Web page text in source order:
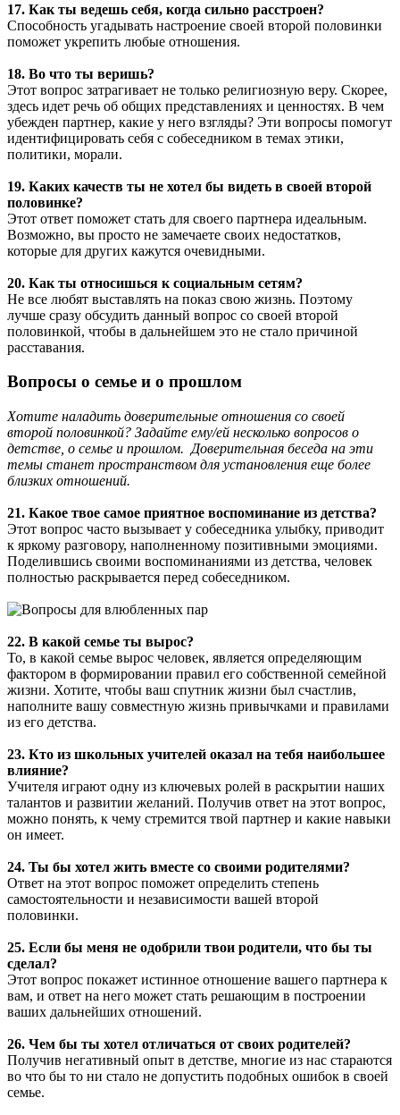
17. Как ты ведешь себя, когда сильно расстроен?
Способность угадывать настроение своей второй половинки
поможет укрепить любые отношения.
18. Во что ты веришь?
Этот вопрос затрагивает не только религиозную веру. Скорее,
здесь идет речь об общих представлениях и ценностях. В чем
убежден партнер, какие у него взгляды? Эти вопросы помогут
идентифицировать себя с собеседником в темах этики,
политики, морали.
19. Каких качеств ты не хотел бы видеть в своей второй
половинке?
Этот ответ поможет стать для своего партнера идеальным.
Возможно, вы просто не замечаете своих недостатков,
которые для других кажутся очевидными.
20. Как ты относишься к социальным сетям?
Не все любят выставлять на показ свою жизнь. Поэтому
лучше сразу обсудить данный вопрос со своей второй
половинкой, чтобы в дальнейшем это не стало причиной
расставания.
Вопросы о семье и о прошлом
Хотите наладить доверительные отношения со своей
второй половинкой? Задайте ему/ей несколько вопросов о
детстве, о семье и прошлом. Доверительная беседа на эти
темы станет пространством для установления еще более
близких отношений.
21. Какое твое самое приятное воспоминание из детства?
Этот вопрос часто вызывает у собеседника улыбку, приводит
к яркому разговору, наполненному позитивными эмоциями.
Поделившись своими воспоминаниями из детства, человек
полностью раскрывается перед собеседником.
22. В какой семье ты вырос?
То, в какой семье вырос человек, является определяющим
фактором в формировании правил его собственной семейной
жизни. Хотите, чтобы ваш спутник жизни был счастлив,
наполните вашу совместную жизнь привычками и правилами
из его детства.
23. Кто из школьных учителей оказал на тебя наибольшее
влияние?
Учителя играют одну из ключевых ролей в раскрытии наших
талантов и развитии желаний. Получив ответ на этот вопрос,
можно понять, к чему стремится твой партнер и какие навыки
он имеет.
24. Ты бы хотел жить вместе со своими родителями?
Ответ на этот вопрос поможет определить степень
самостоятельности и независимости вашей второй
половинки.
25. Если бы меня не одобрили твои родители, что бы ты
сделал?
Этот вопрос покажет истинное отношение вашего партнера к
вам, и ответ на него может стать решающим в построении
ваших дальнейших отношений.
26. Чем бы ты хотел отличаться от своих родителей?
Получив негативный опыт в детстве, многие из нас стараются
во что бы то ни стало не допустить подобных ошибок в своей
семье.